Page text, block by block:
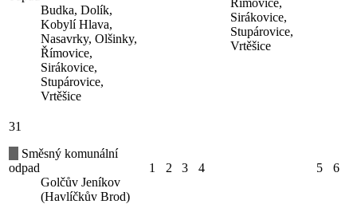
Budka, Dolík,
Kobylí Hlava,
Nasavrky, Olšinky,
Římovice,
Sirákovice,
Stupárovice,
Vrtěšice
Sirákovice,
Stupárovice,
Vrtěšice
31
Směsný komunální
odpad
Golčův Jeníkov
(Havlíčkův Brod)
1 2 3 4 5 6